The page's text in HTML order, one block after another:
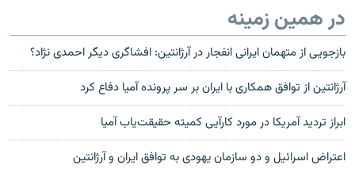
در همین زمینه
بازجويی از متهمان ايرانی انفجار در آرژانتين: افشاگری ديگر احمدی نژاد؟
آرژانتین از توافق همکاری با ایران بر سر پرونده آمیا دفاع کرد
ابراز تردید آمریکا در مورد کارآیی کمیته حقیقت‌یاب آمیا
اعتراض اسرائیل و دو سازمان یهودی به توافق ایران و آرژانتین